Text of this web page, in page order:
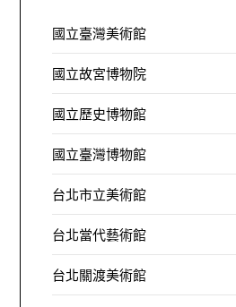
國立臺灣美術館
國立故宮博物院
國立歷史博物館
國立臺灣博物館
台北市立美術館
台北當代藝術館
台北關渡美術館